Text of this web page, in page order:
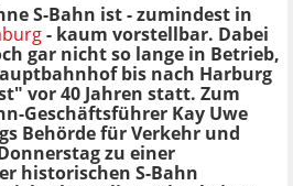
S-Bahn ist - zumindest in
- kaum vorstellbar. Dabei
gar nicht so lange in Betrieb,
bis nach Harburg
vor 40 Jahren statt. Zum
Geschäftsführer Kay Uwe
Behörde für Verkehr und
zu einer
historischen S-Bahn